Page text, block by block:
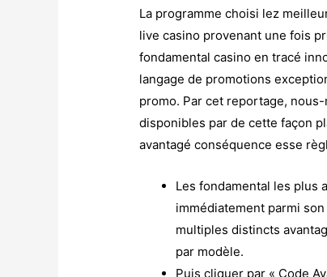
La programme choisi lez
live casino provenant une fois
fondamental casino en tracé
langage de promotions
promo. Par cet reportage,
disponibles par de cette façon
avantagé conséquence esse
Les fondamental les plus
immédiatement parmi
multiples distincts
par modèle.
Puis cliquer par « Code